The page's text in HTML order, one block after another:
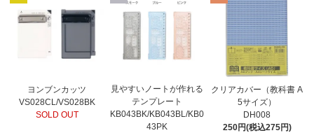
ヨンブンカッツ
VS028CL/VS028BK
SOLD OUT
見やすいノートが作れる
テンプレート
KB043BK/KB043BL/KB0
43PK
クリアカバー（教科書 A
5サイズ）
DH008
250円(税込275円)